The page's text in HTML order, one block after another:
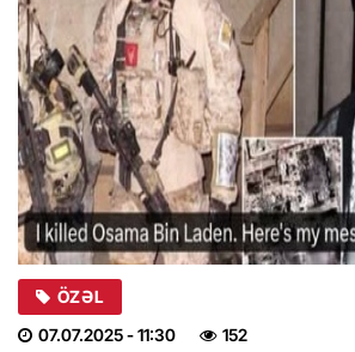
ÖZƏL
07.07.2025- 11:30 152